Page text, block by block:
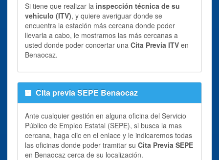
Si tiene que realizar la inspección técnica de su
vehiculo (ITV), y quiere averiguar donde se
encuentra la estación más cercana donde poder
llevarla a cabo, le mostramos las más cercanas a
usted donde poder concertar una Cita Previa ITV en
Benaocaz.
Cita previa SEPE Benaocaz
Ante cualquier gestión en alguna oficina del Servicio
Público de Empleo Estatal (SEPE), si busca la mas
cercana, haga clic en el enlace y le indicaremos todas
las oficinas donde poder tramitar su Cita Previa SEPE
en Benaocaz cerca de su localización.